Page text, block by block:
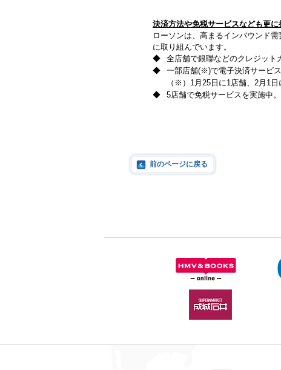
決済方法や免税サービスなども更に
ローソンは、高まるインバウンド
に取り組んでいます。
◆
全店舗で銀聯などのクレジット
◆
一部店舗(※)で電子決済サービ
（※） 1月25日に1店舗、2月1
◆
5店舗で免税サービスを実施中
前のページに戻る